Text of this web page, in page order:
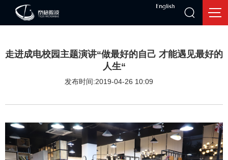
走进成电校园主题演讲“做最好的自己 才能遇见最好的
人生“
发布时间:2019-04-26 10:09